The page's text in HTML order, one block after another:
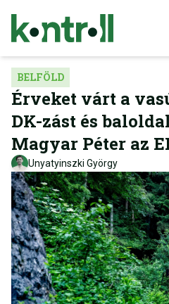
BELFÖLD
Érveket várt a
DK-zást és
Magyar Péter az
Unyatyinszki György